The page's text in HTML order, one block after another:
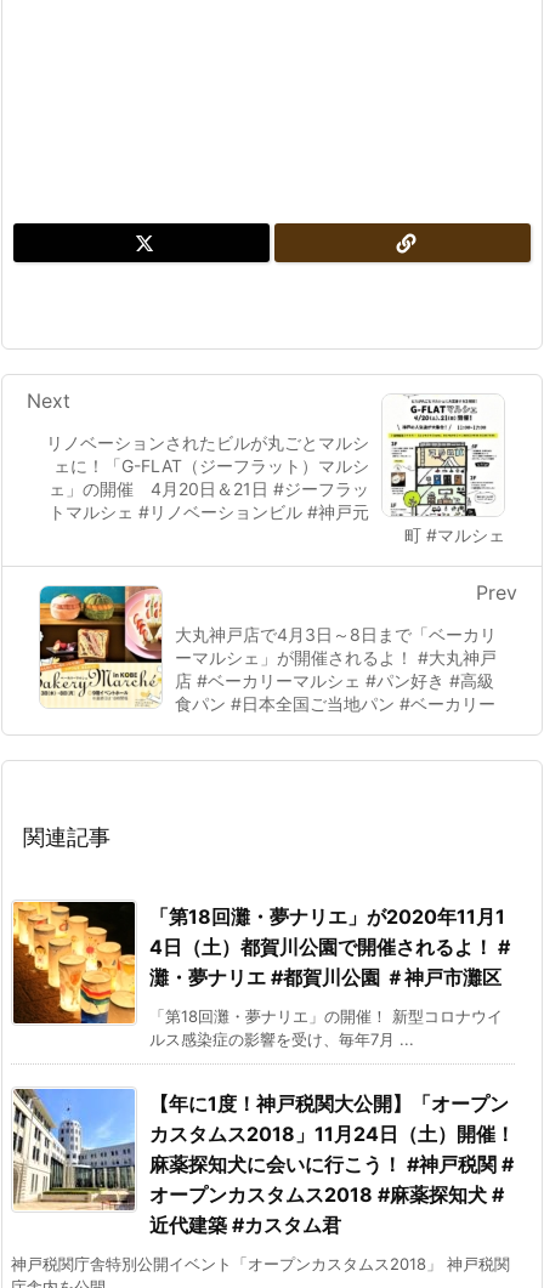
リノベーションされたビルが丸ごとマルシ
ェに！「G-FLAT（ジーフラット）マルシ
ェ」の開催 4月20日＆21日 #ジーフラッ
トマルシェ #リノベーションビル #神戸元
町 #マルシェ
Next
大丸神戸店で4月3日～8日まで「ベーカリ
ーマルシェ」が開催されるよ！ #大丸神戸
店 #ベーカリーマルシェ #パン好き #高級
食パン #日本全国ご当地パン #ベーカリー
Prev
関連記事
「第18回灘・夢ナリエ」が2020年11月1
4日（土）都賀川公園で開催されるよ！ #
灘・夢ナリエ #都賀川公園 ＃神戸市灘区
「第18回灘・夢ナリエ」の開催！ 新型コロナウイ
ルス感染症の影響を受け、毎年7月 ...
【年に1度！神戸税関大公開】「オープン
カスタムス2018」11月24日（土）開催！
麻薬探知犬に会いに行こう！ #神戸税関 #
オープンカスタムス2018 #麻薬探知犬 #
近代建築 #カスタム君
神戸税関庁舎特別公開イベント「オープンカスタムス2018」 神戸税関